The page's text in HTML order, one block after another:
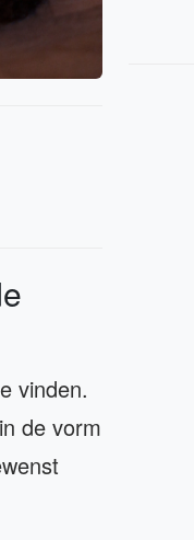
vinden.
de vorm